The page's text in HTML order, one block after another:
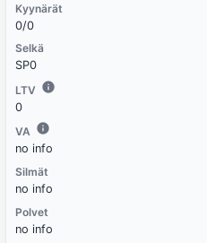
Kyynärät
0/0
Selkä
SP0
LTV
0
VA
no info
Silmät
no info
Polvet
no info